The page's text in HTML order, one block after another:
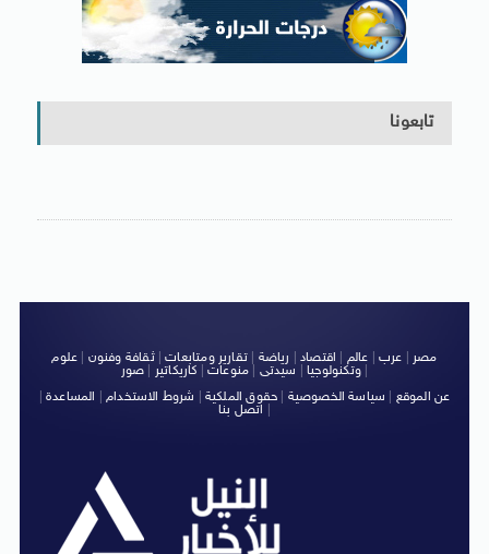
تابعونا
مصر عرب عالم اقتصاد رياضة |تقارير ومتابعات|ثقافة وفنون
علوم
وتكنولوجيا| سيدتى منوعات كاريكاتير صور
|
عن الموقع
سياسة الخصوصية حقوق الملكية شروط الاستخدام| المساعدة|
اتصل بنا